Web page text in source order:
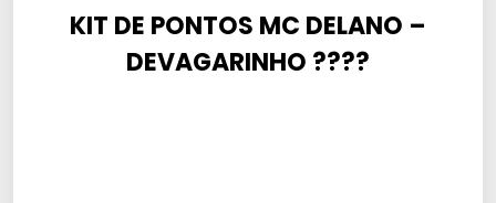
KIT DE PONTOS MC DELANO –
DEVAGARINHO ????